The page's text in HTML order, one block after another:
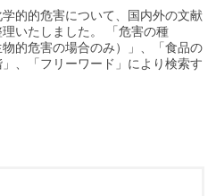
的的危害について、国内外の文献
いたしました。 「危害の種
的危害の場合のみ）」、「食品の
、「フリーワード」により検索す